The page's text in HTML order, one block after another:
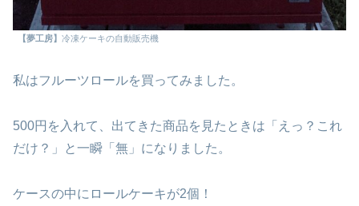
【夢工房】 冷凍ケーキの自動販売機
私はフルーツロールを買ってみました。
500円を入れて、出てきた商品を見たときは「えっ？これ
だけ？」と一瞬「無」になりました。
ケースの中にロールケーキが2個！